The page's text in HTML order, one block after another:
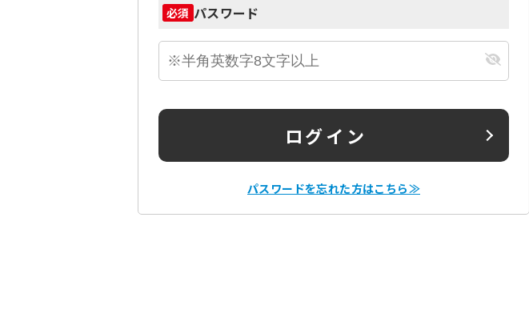
必須 パスワード
ログイン
パスワードを忘れた方はこちら≫